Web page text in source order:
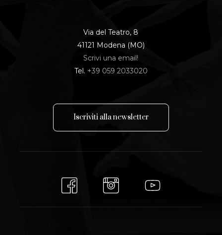
Via del Teatro, 8
41121 Modena (MO)
Scrivi una email!
Tel. +39 059 2033020
Iscriviti allanewsletter